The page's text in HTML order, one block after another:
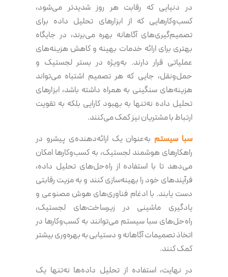
در دنیایی که رقابت هر روز شدیدتر می‌شود،
کسب‌وکارهایی که از ابزارهای تحلیل داده برای
تصمیم‌گیری‌های آگاهانه بهره می‌برند، در جایگاه
بهتری برای ارائه خدمات بهینه و کاهش هزینه‌های
عملیاتی قرار دارند. به‌ویژه در بستر لجستیک و
حمل‌ونقل، جایی که هر تصمیم اشتباه می‌تواند
هزینه‌های سنگینی به همراه داشته باشد، ابزارهای
تحلیل داده نه‌تنها به بهبود کارایی بلکه به تقویت
ارتباط با مشتریان نیز کمک می‌کنند.
سبا سیستم به‌عنوان یک ارائه‌دهنده‌ی پیشرو در
راهکارهای هوشمند لجستیک، به کسب‌وکارها امکان
می‌دهد تا با استفاده از راه‌حل‌های تحلیل داده،
فرآیندهای خود را بهینه‌سازی کنند و به مزیت رقابتی
دست یابند. با ادغام فناوری‌های هوش مصنوعی و
یادگیری ماشینی در زیرساخت‌های لجستیک،
راه‌حل‌های سبا سیستم می‌توانند به کسب‌وکارها در
اتخاذ تصمیمات آگاهانه و دستیابی به بهره‌وری بیشتر
کمک کنند.
در نهایت، استفاده از تحلیل داده‌ها نه‌تنها یک